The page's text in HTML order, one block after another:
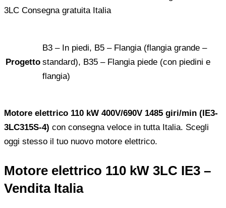
Progetto
B3 – In piedi, B5 – Flangia (flangia grande –
standard), B35 – Flangia piede (con piedini e
flangia)
Motore elettrico 110 kW 400V/690V 1485 giri/min (IE3-
3LC315S-4) con consegna veloce in tutta Italia. Scegli
oggi stesso il tuo nuovo motore elettrico.
Motore elettrico 110 kW 3LC IE3 –
Vendita Italia